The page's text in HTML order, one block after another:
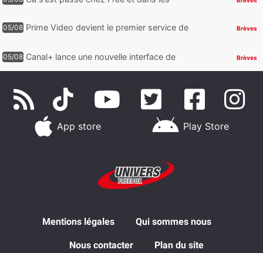
05/08 Prime Video devient le premier service de
Brèves
05/08 Canal+ lance une nouvelle interface de
Brèves
App store Play Store
Mentions légales Qui sommes nous
Nous contacter Plan du site